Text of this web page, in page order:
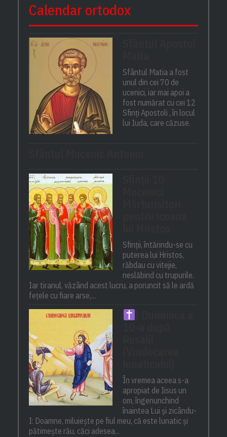
Calendar ortodox
Sfântul Matia a fost
unul din cei 70 de
ucenici, iar mai apoi a
fost numărat cu cei 12
Sfinți Apostoli , în locul
lui Iuda, care căzuse.
Sfinții, întărindu-se cu
puterea lui Hristos,
răbdau cu vitejie,
neslăbind cu trupurile.
Iar tiranul, văzând acest lucru, a poruncit să le ardă
fețele cu fiare arse,...
În vremea aceea s-a
apropiat de Iisus un
om, îngenunchind
înaintea Lui și zicându-
I: Doamne, miluiește pe fiul meu, că este lunatic și
pătimește rău, căci adesea...